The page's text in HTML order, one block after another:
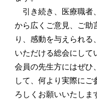
引き続き、医療職者
から広くご意見、ご助
り、感動を与えられ
いただける総会にして
会員の先生方にはぜひ
して、何より実際にご
ろしくお願いいたしま